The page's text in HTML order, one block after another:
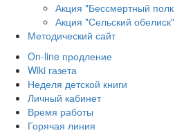
Акция "Бессмертный полк
Акция "Сельский обелиск"
Методический сайт
On-line продление
Wiki газета
Неделя детской книги
Личный кабинет
Время работы
Горячая линия